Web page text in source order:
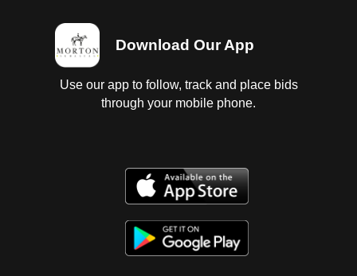
Download Our App
Use our app to follow, track and place bids
through your mobile phone.